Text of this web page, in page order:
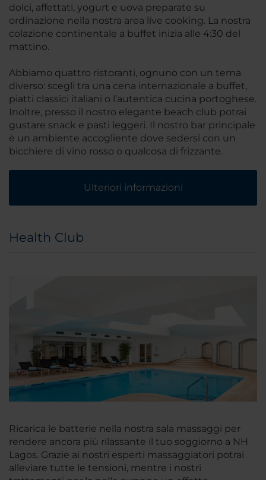
dolci, affettati, yogurt e uova preparate su
ordinazione nella nostra area live cooking. La nostra
colazione continentale a buffet inizia alle 4:30 del
mattino.
Abbiamo quattro ristoranti, ognuno con un tema
diverso: scegli tra una cena internazionale a buffet,
piatti classici italiani o l’autentica cucina portoghese.
Inoltre, presso il nostro elegante beach club potrai
gustare snack e pasti leggeri. Il nostro bar principale
è un ambiente accogliente dove sedersi con un
bicchiere di vino rosso o qualcosa di frizzante.
Ulteriori informazioni
Health Club
Ricarica le batterie nella nostra sala massaggi per
rendere ancora più rilassante il tuo soggiorno a NH
Lagos. Grazie ai nostri esperti massaggiatori potrai
alleviare tutte le tensioni, mentre i nostri